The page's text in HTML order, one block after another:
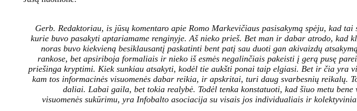
Gerb. Redaktoriau, is jūsų komentaro apie Romo Markevičiaus pasisakymą spėju, kad
kurie buvo pasakyti aptariamame renginyje. Aš nieko prieš. Bet man ir dabar atrodo, kad
noras buvo kiekvieną besiklausantį paskatinti bent patį sau duoti gan akivaizdų
rankose, bet apsiriboja formaliais ir nieko iš esmės negalinčiais pakeisti į gerą pusę
priešinga kryptimi. Kiek sunkiau atsakyti, kodėl tie aukšti ponai taip elgiasi. Bet ir čia yra
kam tos informacinės visuomenės dabar reikia, ir apskritai, turi daug svarbesnių
daliai. Labai gaila, bet tokia realybė. Todėl tenka konstatuoti, kad šiuo metu
visuomenės sukūrimu, yra Infobalto asociacija su visais jos individualiais ir